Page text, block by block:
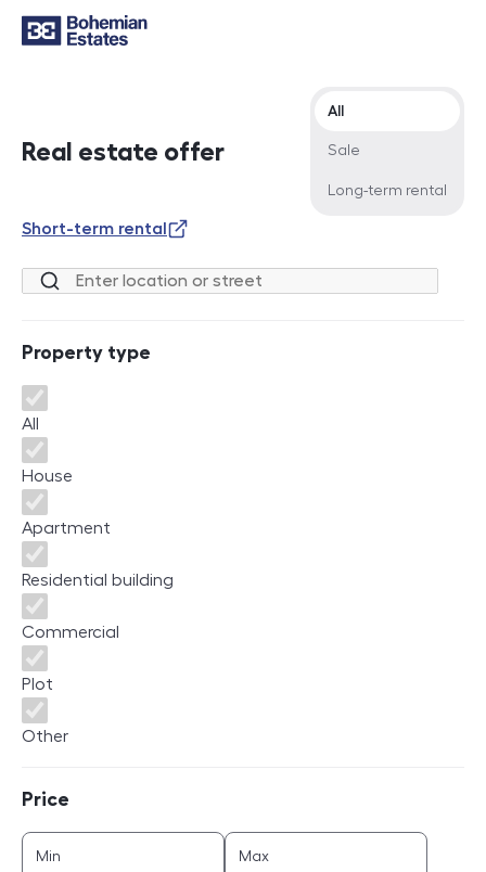
Real estate offer
Offer type
All
Sale
Long-term rental
Short-term rental
Location or street
Property type
Property type
All
House
Apartment
Residential building
Commercial
Plot
Other
Price
Min Maxprice (